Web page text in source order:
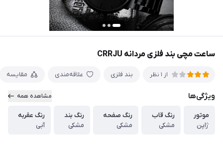
ساعت مچی بند فلزی مردانه CRRJU
از 1 نظر بند فلزی علاقه‌مندی مقایسه
ویژگی‌ها مشاهده همه
موتور
ژاپن
رنگ قاب
مشکی
رنگ صفحه
مشکی
رنگ بند
مشکی
رنگ عقربه
آبی